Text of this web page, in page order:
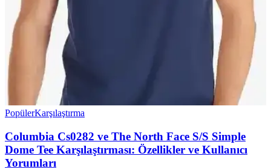
PopülerKarşılaştırma
Columbia Cs0282 ve The North Face S/S Simple
Dome Tee Karşılaştırması: Özellikler ve Kullanıcı
Yorumları